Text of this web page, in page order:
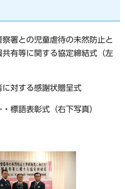
署との児童虐待の未然防止と
有等に関する協定締結式（左
対する感謝状贈呈式
標語表彰式（右下写真）